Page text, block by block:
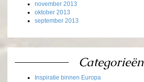
november 2013
oktober 2013
september 2013
Categorieën
Inspiratie binnen Europa